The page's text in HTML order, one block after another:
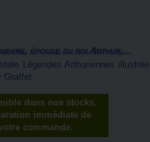
épouse du roi Arthur,...
Légendes Arthuriennes illustrée
Graffet
dans nos stocks.
immédiate de
commande.